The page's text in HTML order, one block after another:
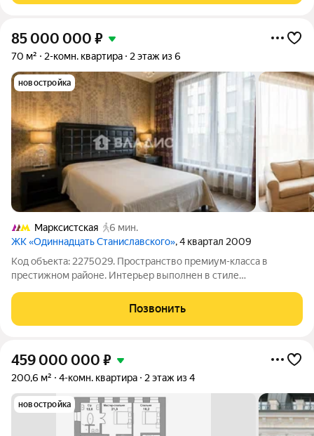
85 000 000 ₽
70 м² 2-комн. квартира 2 этаж из 6
новостройка
Марксистская
6 мин.
ЖК «Одиннадцать Станиславского», 4 квартал 2009
Код объекта: 2275029. Пространство премиум-класса в
престижном районе. Интерьер выполнен в стиле
натуральных и премиальных материалов. На полу уложен
дубовый паркет, стены оформлены натуральными
Позвонить
459 000 000 ₽
200,6 м² 4-комн. квартира 2 этаж из 4
новостройка